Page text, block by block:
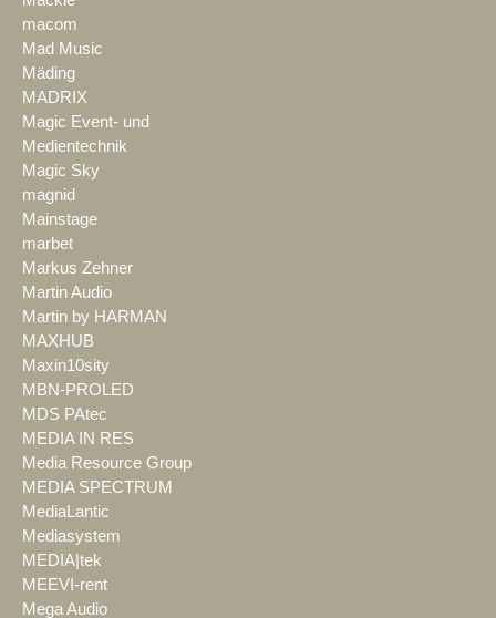
macom
Mad Music
Mäding
MADRIX
Magic Event- und
Medientechnik
Magic Sky
magnid
Mainstage
marbet
Markus Zehner
Martin Audio
Martin by HARMAN
MAXHUB
Maxin10sity
MBN-PROLED
MDS PAtec
MEDIA IN RES
Media Resource Group
MEDIA SPECTRUM
MediaLantic
Mediasystem
MEDIA|tek
MEEVI-rent
Mega Audio